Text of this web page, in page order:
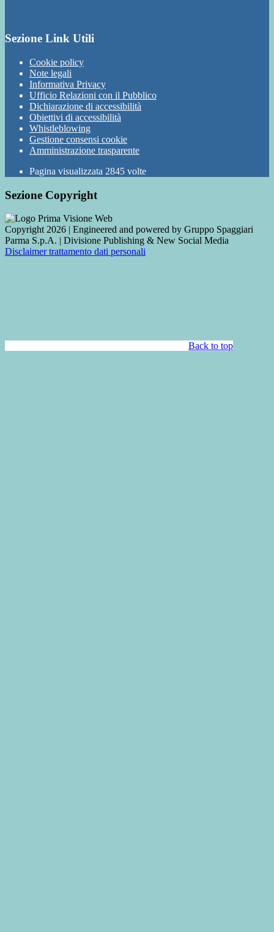
Sezione Link Utili
Cookie policy
Note legali
Informativa Privacy
Ufficio Relazioni con il Pubblico
Dichiarazione di accessibilità
Obiettivi di accessibilità
Whistleblowing
Gestione consensi cookie
Amministrazione trasparente
Pagina visualizzata 2845 volte
Sezione Copyright
Copyright 2026 | Engineered and powered by Gruppo Spaggiari
Parma S.p.A. | Divisione Publishing & New Social Media
Disclaimer trattamento dati personali
Back to top